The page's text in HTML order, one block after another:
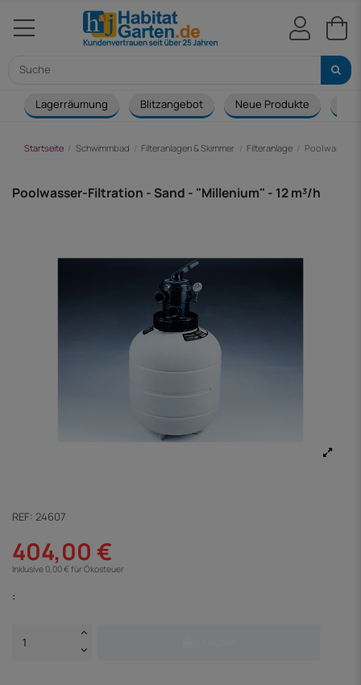
Lagerräumung Blitzangebot Neue Produkte
Startseite Schwimmbad Filteranlagen & Skimmer Filteranlage Poolwasser-
Poolwasser-Filtration - Sand - "Millenium" - 12 m³/h
REF: 24607
404,00 €
Inklusive 0,00 € für Ökosteuer
: